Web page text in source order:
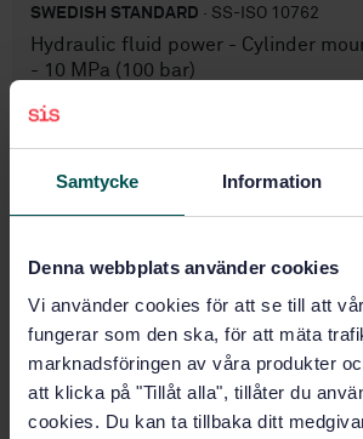
Samtycke Information
Denna webbplats använder cookies
Vi använder cookies för att se till att
fungerar som den ska, för att mäta
marknadsföringen av våra produkter
att klicka på "Tillåt alla", tillåter du
cookies. Du kan ta tillbaka ditt
SWEDISH STANDARD · SS-ISO 10762
Hydraulic fluid power - Cylinder
- 10 MPa (100 bar)
Subscribe on
Product information